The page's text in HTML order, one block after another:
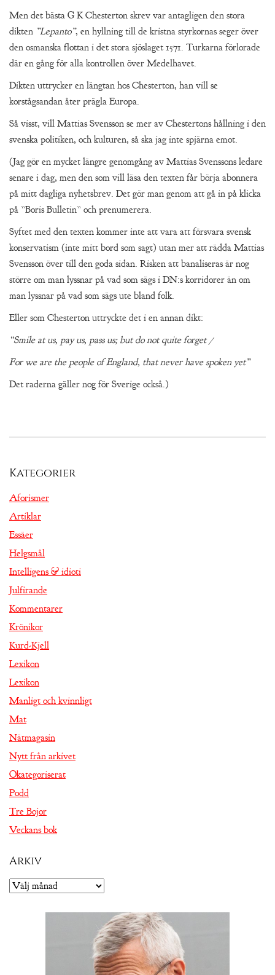
Men det bästa G K Chesterton skrev var antagligen den stora
dikten ”Lepanto”, en hyllning till de kristna styrkornas seger över
den osmanska flottan i det stora sjöslaget 1571. Turkarna förlorade
där en gång för alla kontrollen över Medelhavet.
Dikten uttrycker en längtan hos Chesterton, han vill se
korstågsandan åter prägla Europa.
Så visst, vill Mattias Svensson se mer av Chestertons hållning i den
svenska politiken, och kulturen, så ska jag inte spjärna emot.
(Jag gör en mycket längre genomgång av Mattias Svenssons ledare
senare i dag, men den som vill läsa den texten får börja abonnera
på mitt dagliga nyhetsbrev. Det gör man genom att gå in på klicka
på ”Boris Bulletin” och prenumerera.
Syftet med den texten kommer inte att vara att försvara svensk
konservatism (inte mitt bord som sagt) utan mer att rädda Mattias
Svensson över till den goda sidan. Risken att banaliseras är nog
större om man lyssnar på vad som sägs i DN:s korridorer än om
man lyssnar på vad som sägs ute bland folk.
Eller som Chesterton uttryckte det i en annan dikt:
“Smile at us, pay us, pass us; but do not quite forget /
For we are the people of England, that never have spoken yet”
Det raderna gäller nog för Sverige också.)
Kategorier
Aforismer
Artiklar
Essäer
Helgsmål
Intelligens & idioti
Julfirande
Kommentarer
Krönikor
Kurd-Kjell
Lexikon
Lexikon
Manligt och kvinnligt
Mat
Nätmagasin
Nytt från arkivet
Okategoriserat
Podd
Tre Bojor
Veckans bok
Arkiv
Arkiv